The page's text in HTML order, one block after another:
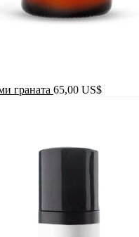
граната 65,00 US$